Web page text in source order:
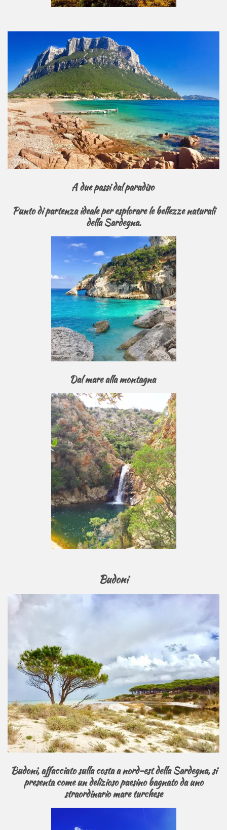
A due passi dal paradiso
Punto di partenza ideale per esplorare le bellezze naturali
della Sardegna.
Dal mare alla montagna
Budoni
Budoni, affacciato sulla costa a nord-est della Sardegna, si
presenta come un delizioso paesino bagnato da uno
straordinario mare turchese